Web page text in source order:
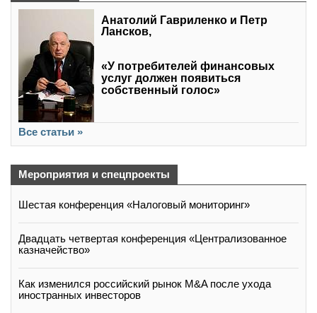
Анатолий Гавриленко и Петр
Лансков,
«У потребителей финансовых
услуг должен появиться
собственный голос»
Все статьи »
Мероприятия и спецпроекты
Шестая конференция «Налоговый мониторинг»
Двадцать четвертая конференция «Централизованное
казначейство»
Как изменился российский рынок M&A после ухода
иностранных инвесторов